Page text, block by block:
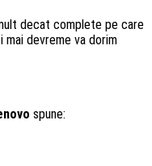
decat complete pe care
mai devreme va dorim
spune: